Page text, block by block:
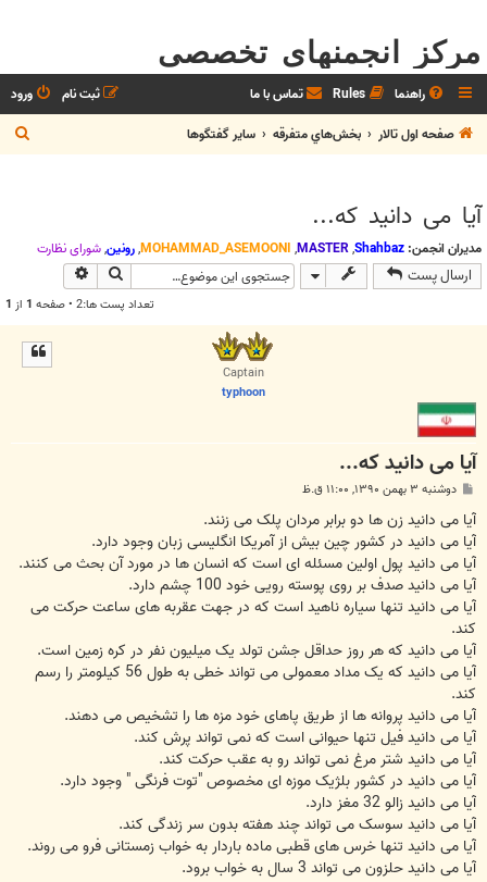
مرکز انجمنهای تخصصی
راهنما Rules تماس با ما ورود
ثبت نام
صفحه اول تالار
بخش‌‌هاي متفرقه ساير گفتگوها
س
آیا می دانید که...
مدیران انجمن: Shahbaz
,
MASTER
,
MOHAMMAD_ASEMOONI
,رونین,شوراي نظارت
ارسال پست جستجو
تعداد پست ها:2 • صفحه 1 از 1
Captain
typhoon
آیا می دانید که...
ت
دوشنبه ۳ بهمن ۱۳۹۰, ۱۱:۰۰ ق.ظ
آیا می دانید زن ها دو برابر مردان پلک می زنند.
آیا می دانید در کشور چین بیش از آمریکا انگلیسی زبان وجود دارد.
آیا می دانید پول اولین مسئله ای است که انسان ها در مورد آن بحث می کنند.
آیا می دانید صدف بر روی پوسته رویی خود 100 چشم دارد.
آیا می دانید تنها سیاره ناهید است که در جهت عقربه های ساعت حرکت می
کند.
آیا می دانید که هر روز حداقل جشن تولد یک میلیون نفر در کره زمین است.
آیا می دانید که یک مداد معمولی می تواند خطی به طول 56 کیلومتر را رسم
کند.
آیا می دانید پروانه ها از طریق پاهای خود مزه ها را تشخیص می دهند.
آیا می دانید فیل تنها حیوانی است که نمی تواند پرش کند.
آیا می دانید شتر مرغ نمی تواند رو به عقب حرکت کند.
آیا می دانید در کشور بلژیک موزه ای مخصوص "توت فرنگی " وجود دارد.
آیا می دانید زالو 32 مغز دارد.
آیا می دانید سوسک می تواند چند هفته بدون سر زندگی کند.
آیا می دانید تنها خرس های قطبی ماده باردار به خواب زمستانی فرو می روند.
آیا می دانید حلزون می تواند 3 سال به خواب برود.